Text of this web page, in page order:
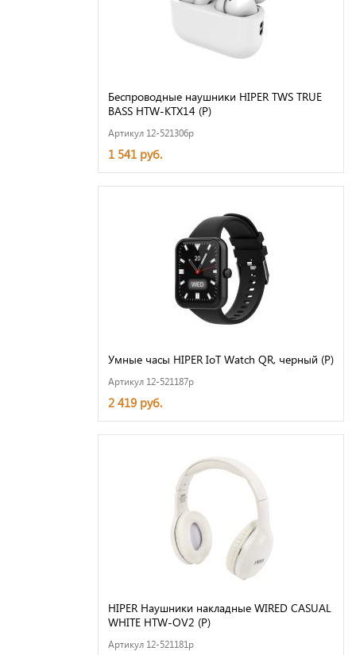
Беспроводные наушники HIPER TWS TRUE
BASS HTW-KTX14 (Р)
Артикул 12-521306p
1 541 руб.
Умные часы HIPER IoT Watch QR, черный (Р)
Артикул 12-521187p
2 419 руб.
HIPER Наушники накладные WIRED CASUAL
WHITE HTW-OV2 (Р)
Артикул 12-521181p